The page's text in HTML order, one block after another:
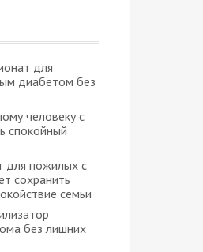
для
диабетом без
человеку с
спокойный
для пожилых с
сохранить
семьи
без лишних